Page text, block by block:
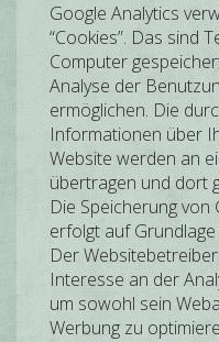
Google Analytics
“Cookies”. Das sind
Computer
Analyse der
ermöglichen. Die
Informationen über
Website werden an
übertragen und dort
Die Speicherung von
erfolgt auf Grundlage
Der
Interesse an der
um sowohl sein
Werbung zu